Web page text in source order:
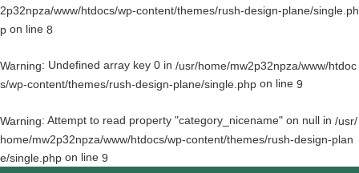
2p32npza/www/htdocs/wp-content/themes/rush-design-plane/single.ph
p on line 8
Warning: Undefined array key 0 in /usr/home/mw2p32npza/www/htdoc
s/wp-content/themes/rush-design-plane/single.php on line 9
Warning: Attempt to read property "category_nicename" on null in /usr/
home/mw2p32npza/www/htdocs/wp-content/themes/rush-design-plan
e/single.php on line 9